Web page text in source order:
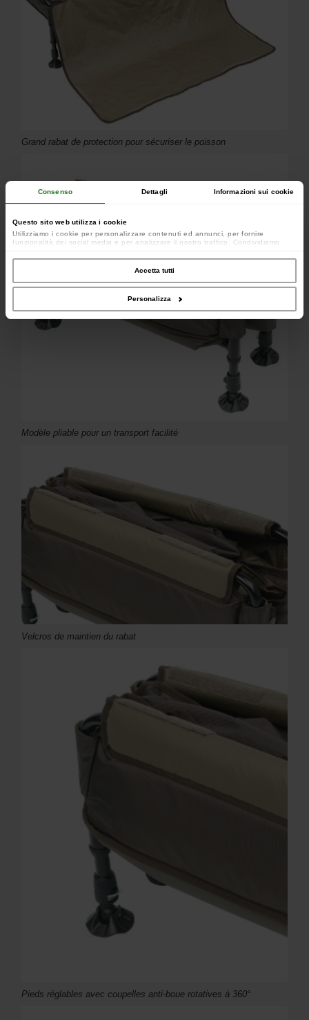
Consenso Dettagli Informazioni sui cookie
Questo sito web utilizza i cookie
Utilizziamo i cookie per personalizzare contenuti ed annunci, per fornire
funzionalità dei social media e per analizzare il nostro traffico. Condividiamo
occupano di analisi dei dati web, pubblicità e social media, i quali potrebbero
combinarle con altre informazioni che hai fornito loro o che hanno raccolto dal
Accetta tutti
Personalizza
Grand rabat de protection pour sécuriser le poisson
Modèle pliable pour un transport facilité
Velcros de maintien du rabat
Pieds réglables avec coupelles anti-boue rotatives à 360°